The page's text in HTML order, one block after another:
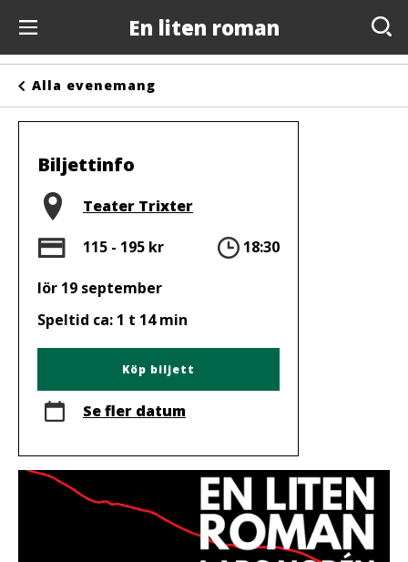
En liten roman
Anslagstavlan
Arrangörer
Kontakta oss
Om oss
Alla evenemang
Biljettinfo
Plats
Teater Trixter
Pris
115 - 195 kr Tid
18:30
lör 19 september
Speltid ca: 1 t 14 min
Köp biljett
Se fler datum